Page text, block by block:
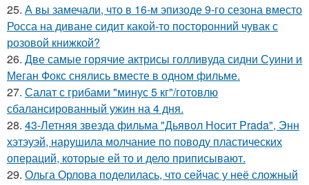
25. А вы замечали, что в 16-м эпизоде 9-го сезона вместо
Росса на диване сидит какой-то посторонний чувак с
розовой книжкой?
26. Две самые горячие актрисы голливуда сидни Суини и
Меган Фокс снялись вместе в одном фильме.
27. Салат с грибами "минус 5 кг"/готовлю
сбалансированный ужин на 4 дня.
28. 43-Летняя звезда фильма "Дьявол Носит Prada", Энн
хэтэуэй, нарушила молчание по поводу пластических
операций, которые ей то и дело приписывают.
29. Ольга Орлова поделилась, что сейчас у неё сложный